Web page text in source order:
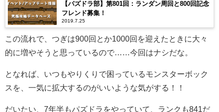
【パズドラ部】第801回：ランダン周回と800回記念
フレンド募集！
2019.7.25
この流れで、つぎは900回とか1000回を迎えたときに大々
的に増やそうと思っているので……今回はナシだな。
となれば、いつもやりくりで困っているモンスターボック
スを、一気に拡大するのがいいような気がする！！
だいたい、7年半もパズドラをやっていて、ランクも841だ